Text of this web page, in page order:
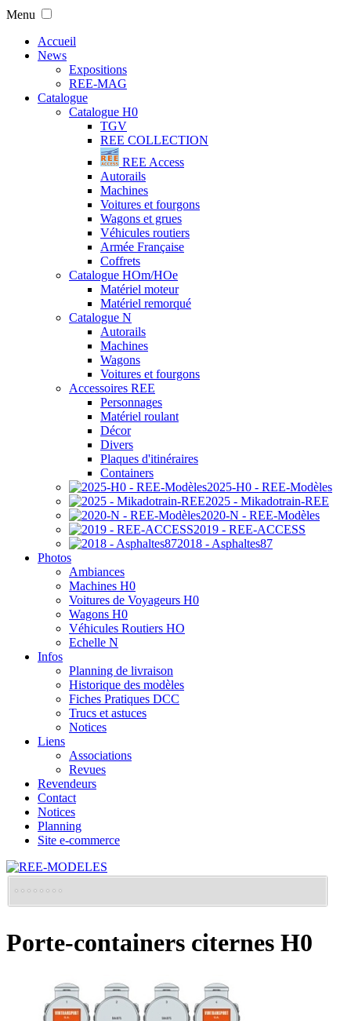
Menu
Accueil
News
Expositions
REE-MAG
Catalogue
Catalogue H0
TGV
REE COLLECTION
REE Access
Autorails
Machines
Voitures et fourgons
Wagons et grues
Véhicules routiers
Armée Française
Coffrets
Catalogue HOm/HOe
Matériel moteur
Matériel remorqué
Catalogue N
Autorails
Machines
Wagons
Voitures et fourgons
Accessoires REE
Personnages
Matériel roulant
Décor
Divers
Plaques d'itinéraires
Containers
2025-H0 - REE-Modèles
2025 - Mikadotrain-REE
2020-N - REE-Modèles
2019 - REE-ACCESS
2018 - Asphaltes87
Photos
Ambiances
Machines H0
Voitures de Voyageurs H0
Wagons H0
Véhicules Routiers HO
Echelle N
Infos
Planning de livraison
Historique des modèles
Fiches Pratiques DCC
Trucs et astuces
Notices
Liens
Associations
Revues
Revendeurs
Contact
Notices
Planning
Site e-commerce
Porte-containers citernes H0